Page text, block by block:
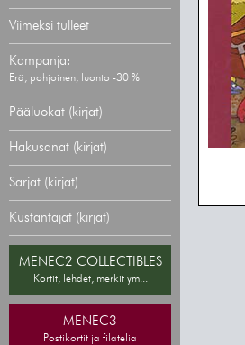
Viimeksi tulleet
Kampanja:
Erä, pohjoinen, luonto -30 %
Pääluokat (kirjat)
Hakusanat (kirjat)
Sarjat (kirjat)
Kustantajat (kirjat)
MENEC2 COLLECTIBLES
Kortit, lehdet, merkit ym...
MENEC3
Postikortit ja filatelia